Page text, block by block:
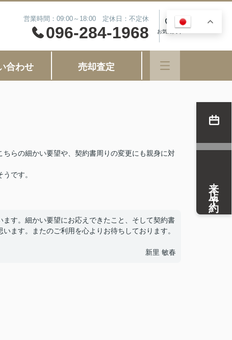
営業時間：09:00～18:00 定休日：不定休
096-284-1968 お気に入り
合わせ 売却査定
らの細かい要望や、契約書周りの変更にも親身に対
です。
す。細かい要望にお応えできたこと、そして契約書
ます。またのご利用を心よりお待ちしております。
新里 敏春
来店予約